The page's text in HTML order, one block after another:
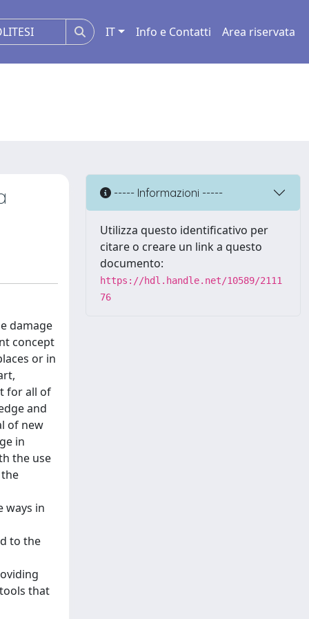
IT Info e Contatti Area riservata
damage
concept
or in
for all of
and
of new
in
the use
ways in
to the
that
----- Informazioni -----
Utilizza questo identificativo per
citare o creare un link a questo
documento:
https://hdl.handle.net/10589/2111
76